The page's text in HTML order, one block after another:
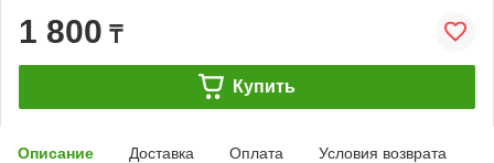
1 800 ₸
Купить
Описание Доставка Оплата Условия возврата